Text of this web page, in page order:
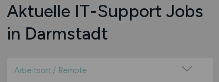
Aktuelle IT-Support Jobs
in Darmstadt
Arbeitsort / Remote